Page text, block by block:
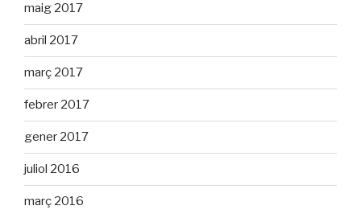
maig 2017
abril 2017
març 2017
febrer 2017
gener 2017
juliol 2016
març 2016